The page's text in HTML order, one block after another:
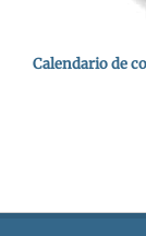
Calendario de